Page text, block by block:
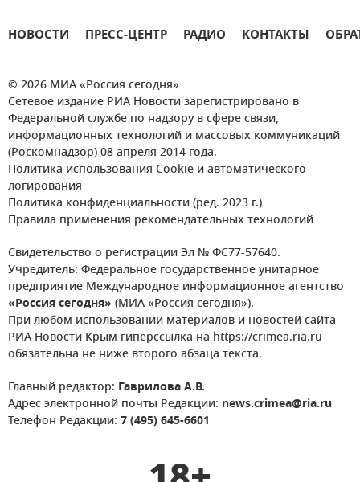
НОВОСТИ ПРЕСС-ЦЕНТР РАДИО КОНТАКТЫ
© 2026 МИА «Россия сегодня»
Сетевое издание РИА Новости зарегистрировано в
Федеральной службе по надзору в сфере связи,
информационных технологий и массовых коммуникаций
(Роскомнадзор) 08 апреля 2014 года.
Политика использования Cookie и автоматического
логирования
Политика конфиденциальности (ред. 2023 г.)
Правила применения рекомендательных технологий
Свидетельство о регистрации Эл № ФС77-57640.
Учредитель: Федеральное государственное унитарное
предприятие Международное информационное агентство
«Россия сегодня» (МИА «Россия сегодня»).
При любом использовании материалов и новостей сайта
РИА Новости Крым гиперссылка на https://crimea.ria.ru
обязательна не ниже второго абзаца текста.
Главный редактор: Гаврилова А.В.
Адрес электронной почты Редакции: news.crimea@ria.ru
Телефон Редакции: 7 (495) 645-6601